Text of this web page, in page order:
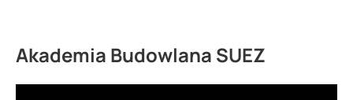
Akademia Budowlana SUEZ